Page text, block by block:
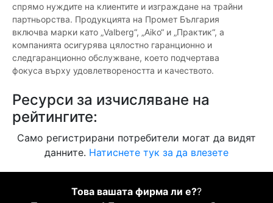
спрямо нуждите на клиентите и изграждане на трайни
партньорства. Продукцията на Промет България
включва марки като „Valberg“, „Aiko“ и „Практик“, а
компанията осигурява цялостно гаранционно и
следгаранционно обслужване, което подчертава
фокуса върху удовлетвореността и качеството.
Ресурси за изчисляване на
рейтингите:
Само регистрирани потребители могат да видят
данните. Натиснете тук за да влезете
Това вашата фирма ли е??